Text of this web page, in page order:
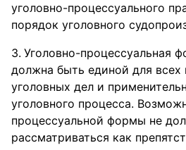
уголовно-процессуального
порядок уголовного
Уголовно-процессуальная
должна быть единой для всех
уголовных дел и
уголовного процесса.
процессуальной формы не
рассматриваться как